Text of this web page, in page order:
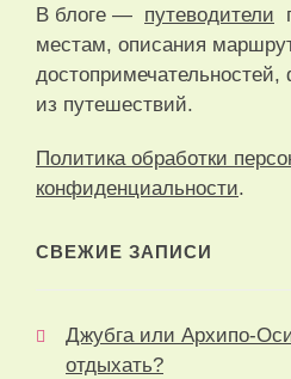
В блоге — путеводители
местам, описания
из путешествий.
Политика обработки
конфиденциальности.
СВЕЖИЕ ЗАПИСИ
Джубга или Архипо-
отдыхать?